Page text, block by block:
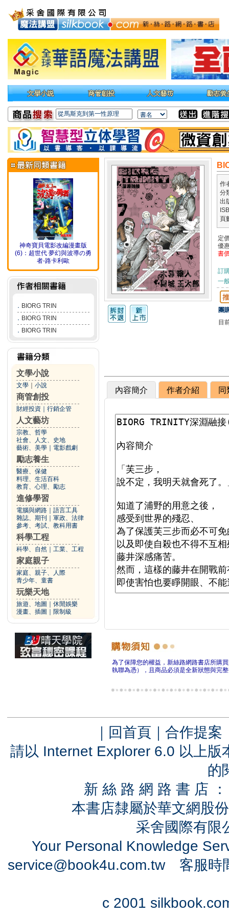
神奇寶貝電影改編漫畫版
(6)：超世代 夢幻與波導の勇
者-路卡利歐
． BIORG TRIN
． BIORG TRIN
． BIORG TRIN
文學小說
文學 小說
商管創投
財經投資 行銷企管
人文藝坊
宗教、哲學
社會、人文、史地
藝術、美學
電影戲劇
勵志養生
醫療、保健
料理、生活百科
教育、心理、勵志
進修學習
電腦與網路
語言工具
雜誌、期刊
軍政、法律
參考、考試、教科用書
科學工程
科學、自然 工業、工程
家庭親子
家庭、親子、人際
青少年、童書
玩樂天地
旅遊、地圖
休閒娛樂
漫畫、插圖
限制級
作
分
出
頁
定
優
書
訂
一
團
目
內容簡介 作者介紹 同
為了保障您的權益，新絲路網路書店所購
執聯為憑），且商品必須是全新狀態與完
｜ 回首頁 ｜ 合作提案
請以 Internet Explorer 6.0 以上
的
新 絲 路 網 路 書 店
本書店隸屬於華文網股
采舍國際有
Your Personal Knowledge
service@book4u.com.tw客服時
c 2001